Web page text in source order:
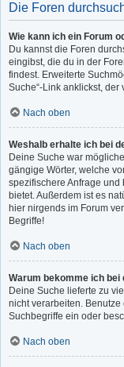
Die Foren
Wie kann ich ein Forum
Du kannst die Foren
eingibst, die du in der
findest. Erweiterte
Suche“-Link anklickst,
Nach oben
Weshalb erhalte ich bei
Deine Suche war
gängige Wörter, welche
spezifischere Anfrage
bietet. Außerdem ist es
hier nirgends im Forum
Begriffe!
Nach oben
Warum bekomme ich bei
Deine Suche lieferte zu
nicht verarbeiten.
Suchbegriffe ein oder
Nach oben